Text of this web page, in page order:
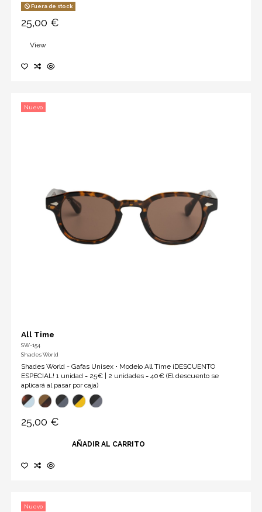
Fuera de stock
25,00 €
View
Nuevo
All Time
SW-154
Shades World
Shades World - Gafas Unisex • Modelo All Time ¡DESCUENTO
ESPECIAL! 1 unidad = 25€ | 2 unidades = 40€ (El descuento se
aplicará al pasar por caja)
25,00 €
AÑADIR AL CARRITO
Nuevo